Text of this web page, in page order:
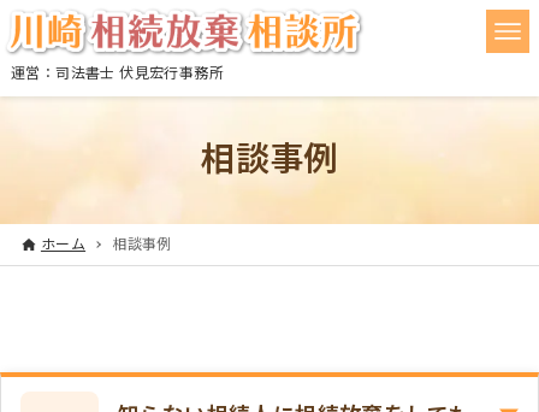
運営：司法書士 伏見宏行事務所
相談事例
ホーム 相談事例